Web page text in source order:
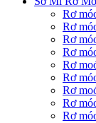
Rơ
Rơ
Rơ
Rơ
Rơ
Rơ
Rơ
Rơ
Rơ